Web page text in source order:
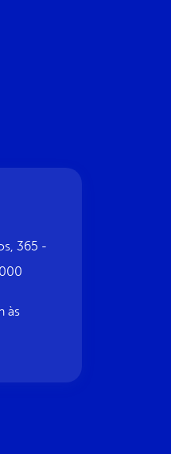
365 -
às